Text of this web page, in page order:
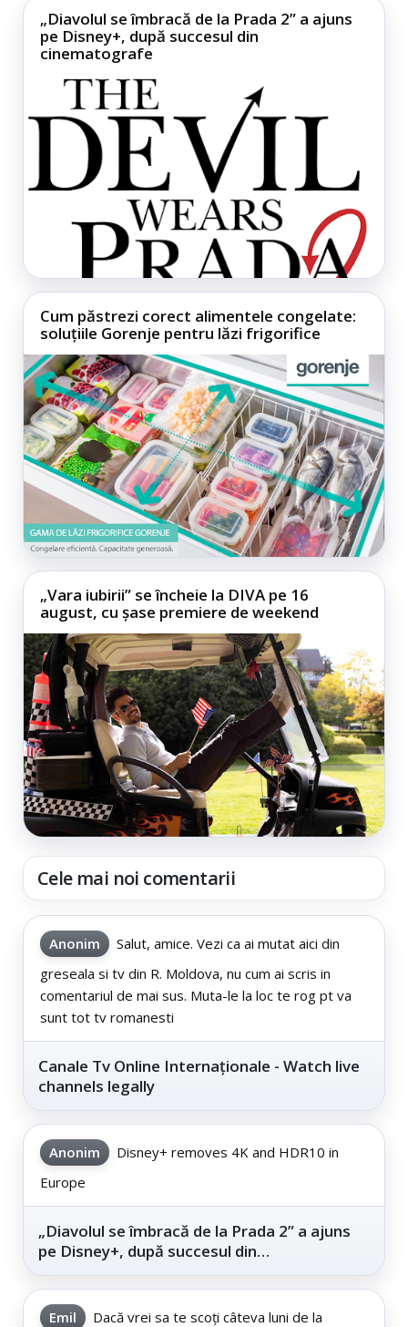
„Diavolul se îmbracă de la Prada 2” a ajuns
pe Disney+, după succesul din
cinematografe
Cum păstrezi corect alimentele congelate:
soluțiile Gorenje pentru lăzi frigorifice
„Vara iubirii” se încheie la DIVA pe 16
august, cu șase premiere de weekend
Cele mai noi comentarii
Anonim
Salut, amice. Vezi ca ai mutat aici din
greseala si tv din R. Moldova, nu cum ai scris in
comentariul de mai sus. Muta-le la loc te rog pt va
sunt tot tv romanesti
Canale Tv Online Internaționale - Watch live
channels legally
Anonim
Disney+ removes 4K and HDR10 in
Europe
„Diavolul se îmbracă de la Prada 2” a ajuns
pe Disney+, după succesul din
Emil
Dacă vrei sa te scoți câteva luni de la